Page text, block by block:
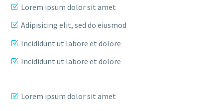
Lorem ipsum dolor sit amet
Adipisicing elit, sed do eiusmod
Incididunt ut labore et dolore
Incididunt ut labore et dolore
Lorem ipsum dolor sit amet